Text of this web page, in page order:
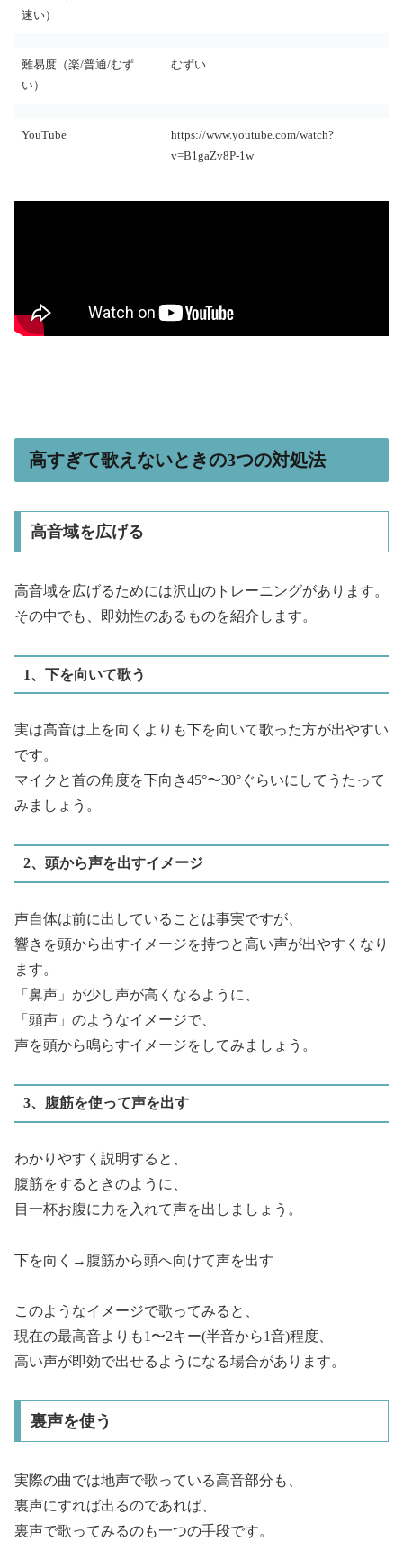
速い）
難易度（楽/普通/むず
い）
むずい
YouTube
https://www.youtube.com/watch?
v=B1gaZv8P-1w
高すぎて歌えないときの3つの対処法
高音域を広げる
高音域を広げるためには沢山のトレーニングがあります。
その中でも、即効性のあるものを紹介します。
1、下を向いて歌う
実は高音は上を向くよりも下を向いて歌った方が出やすい
です。
マイクと首の角度を下向き45°〜30°ぐらいにしてうたって
みましょう。
2、頭から声を出すイメージ
声自体は前に出していることは事実ですが、
響きを頭から出すイメージを持つと高い声が出やすくなり
ます。
「鼻声」が少し声が高くなるように、
「頭声」のようなイメージで、
声を頭から鳴らすイメージをしてみましょう。
3、腹筋を使って声を出す
わかりやすく説明すると、
腹筋をするときのように、
目一杯お腹に力を入れて声を出しましょう。
下を向く→腹筋から頭へ向けて声を出す
このようなイメージで歌ってみると、
現在の最高音よりも1〜2キー(半音から1音)程度、
高い声が即効で出せるようになる場合があります。
裏声を使う
実際の曲では地声で歌っている高音部分も、
裏声にすれば出るのであれば、
裏声で歌ってみるのも一つの手段です。